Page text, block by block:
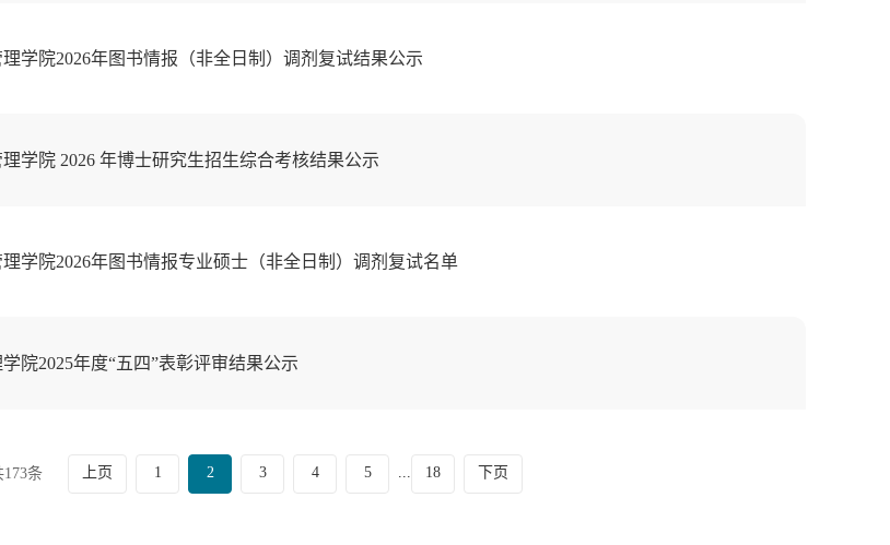
学院2026年图书情报（非全日制）调剂复试结果公示
学院 2026 年博士研究生招生综合考核结果公示
学院2026年图书情报专业硕士（非全日制）调剂复试名单
院2025年度“五四”表彰评审结果公示
173条 上页 1 2 3 4 5 ... 18 下页